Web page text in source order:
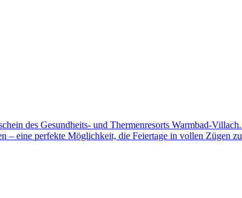
des Gesundheits- und Thermenresorts Warmbad-
– eine perfekte Möglichkeit, die Feiertage in vollen Zügen